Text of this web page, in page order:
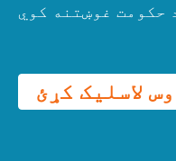
لاسلیک کړئ